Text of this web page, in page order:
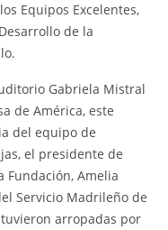
Equipos Excelentes,
de la
Gabriela Mistral
de América, este
del equipo de
el presidente de
Fundación, Amelia
Servicio Madrileño de
arropadas por